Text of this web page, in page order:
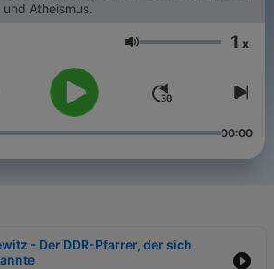
Atheismus.
Volum 1 x
00:00
- Der DDR-Pfarrer, der sich